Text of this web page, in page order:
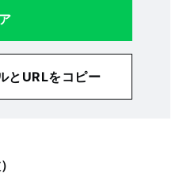
とURLをコピー